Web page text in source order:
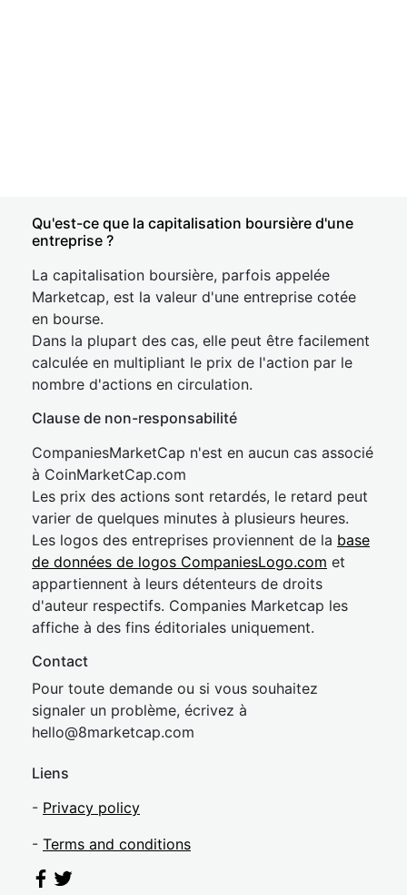
Qu'est-ce que la capitalisation boursière d'une
entreprise ?
La capitalisation boursière, parfois appelée
Marketcap, est la valeur d'une entreprise cotée
en bourse.
Dans la plupart des cas, elle peut être facilement
calculée en multipliant le prix de l'action par le
nombre d'actions en circulation.
Clause de non-responsabilité
CompaniesMarketCap n'est en aucun cas associé
à CoinMarketCap.com
Les prix des actions sont retardés, le retard peut
varier de quelques minutes à plusieurs heures.
Les logos des entreprises proviennent de la base
de données de logos CompaniesLogo.com et
appartiennent à leurs détenteurs de droits
d'auteur respectifs. Companies Marketcap les
affiche à des fins éditoriales uniquement.
Contact
Pour toute demande ou si vous souhaitez
signaler un problème, écrivez à
hello@8marketcap.com
Liens
- Privacy policy
- Terms and conditions